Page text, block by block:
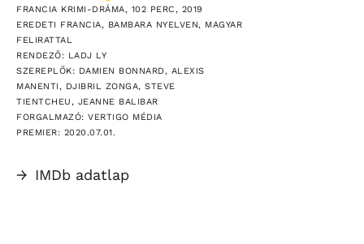
FRANCIA KRIMI-DRÁMA, 102 PERC, 2019
EREDETI FRANCIA, BAMBARA NYELVEN, MAGYAR
FELIRATTAL
RENDEZŐ: LADJ LY
SZEREPLŐK: DAMIEN BONNARD, ALEXIS
MANENTI, DJIBRIL ZONGA, STEVE
TIENTCHEU, JEANNE BALIBAR
FORGALMAZÓ: VERTIGO MÉDIA
PREMIER: 2020.07.01.
→ IMDb adatlap